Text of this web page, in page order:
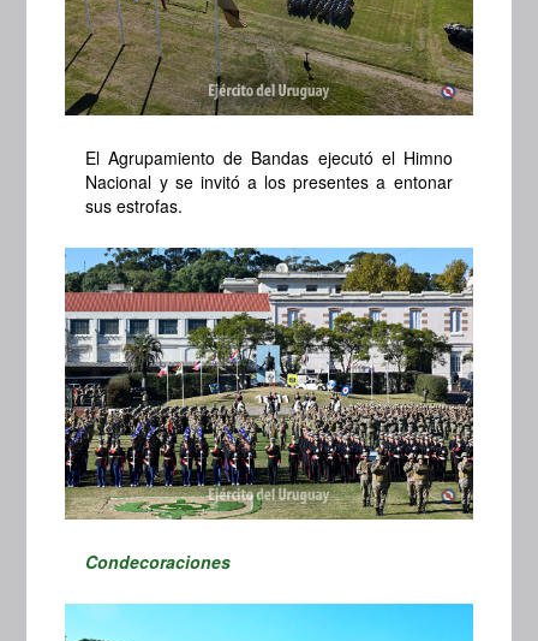
El Agrupamiento de Bandas ejecutó el Himno
Nacional y se invitó a los presentes a entonar
sus estrofas.
Condecoraciones